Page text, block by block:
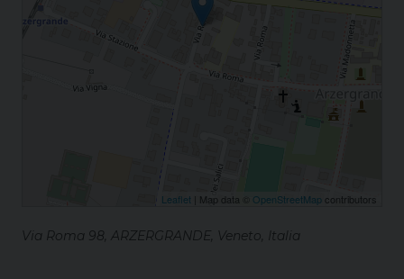
Leaflet | Map data © OpenStreetMap contributors
Via Roma 98, ARZERGRANDE, Veneto, Italia